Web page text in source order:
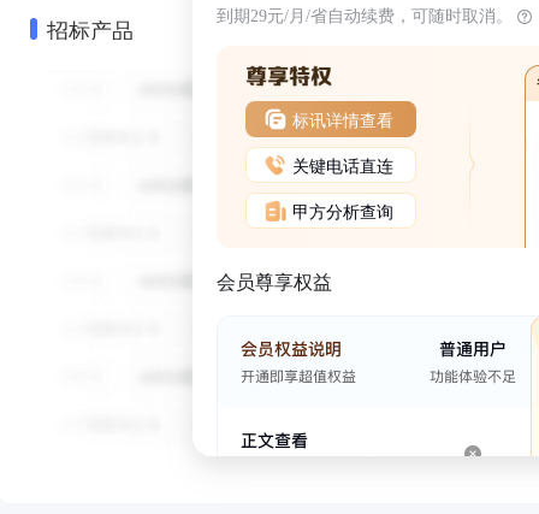
招标产品 到期29元/月/省自动续费，可随时取消。
标讯详情查看
关键电话直连
甲方分析查询
会员尊享权益